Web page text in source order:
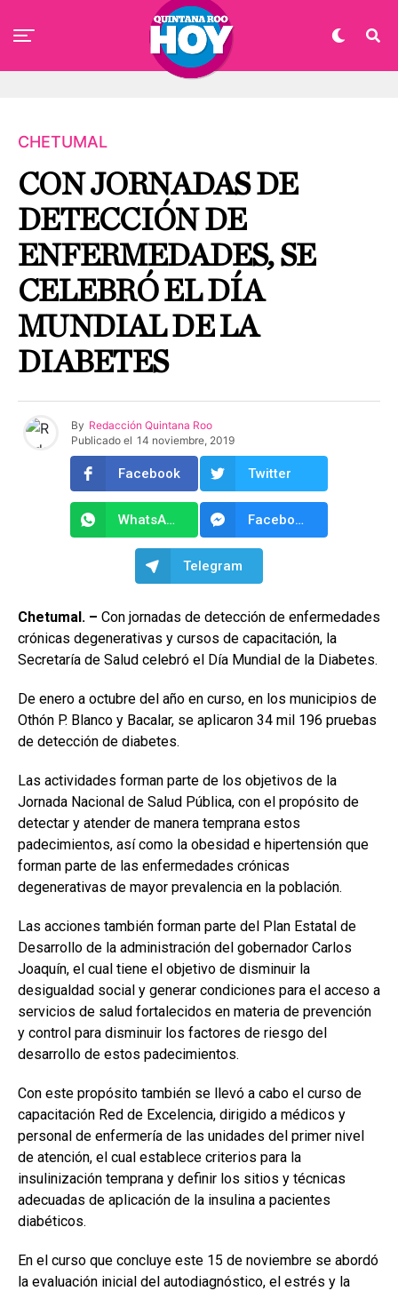
CHETUMAL
CON JORNADAS DE
DETECCIÓN DE
ENFERMEDADES, SE
CELEBRÓ EL DÍA
MUNDIAL DE LA
DIABETES
By Redacción Quintana Roo
Publicado el 14 noviembre, 2019
Facebook Twitter
WhatsApp Facebook Messenger
Telegram
Chetumal. – Con jornadas de detección de enfermedades
crónicas degenerativas y cursos de capacitación, la
Secretaría de Salud celebró el Día Mundial de la Diabetes.
De enero a octubre del año en curso, en los municipios de
Othón P. Blanco y Bacalar, se aplicaron 34 mil 196 pruebas
de detección de diabetes.
Las actividades forman parte de los objetivos de la
Jornada Nacional de Salud Pública, con el propósito de
detectar y atender de manera temprana estos
padecimientos, así como la obesidad e hipertensión que
forman parte de las enfermedades crónicas
degenerativas de mayor prevalencia en la población.
Las acciones también forman parte del Plan Estatal de
Desarrollo de la administración del gobernador Carlos
Joaquín, el cual tiene el objetivo de disminuir la
desigualdad social y generar condiciones para el acceso a
servicios de salud fortalecidos en materia de prevención
y control para disminuir los factores de riesgo del
desarrollo de estos padecimientos.
Con este propósito también se llevó a cabo el curso de
capacitación Red de Excelencia, dirigido a médicos y
personal de enfermería de las unidades del primer nivel
de atención, el cual establece criterios para la
insulinización temprana y definir los sitios y técnicas
adecuadas de aplicación de la insulina a pacientes
diabéticos.
En el curso que concluye este 15 de noviembre se abordó
la evaluación inicial del autodiagnóstico, el estrés y la